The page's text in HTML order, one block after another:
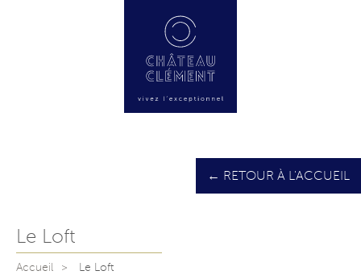
← RETOUR À L'ACCUEIL
Le Loft
Accueil Le Loft